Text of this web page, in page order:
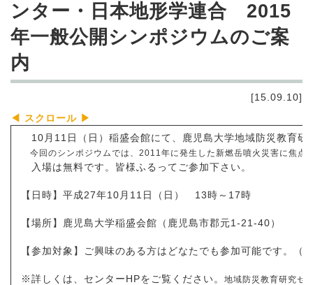
ンター・日本地形学連合 2015
年一般公開シンポジウムのご案
内
[15.09.10]
10月11日（日）稲盛会館にて、鹿児島大学地域防災教育研
今回のシンポジウムでは、2011年に発生した新燃岳噴火災害に焦点
入場は無料です。皆様ふるってご参加下さい。
【日時】平成27年10月11日（日） 13時～17時
【場所】鹿児島大学稲盛会館（鹿児島市郡元1-21-40）
【参加対象】ご興味のある方はどなたでも参加可能です。（
※詳しくは、センターHPをご覧ください。 地域防災教育研究セ